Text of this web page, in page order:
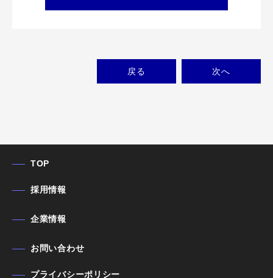
戻る 次へ
TOP
採用情報
企業情報
お問い合わせ
プライバシーポリシー